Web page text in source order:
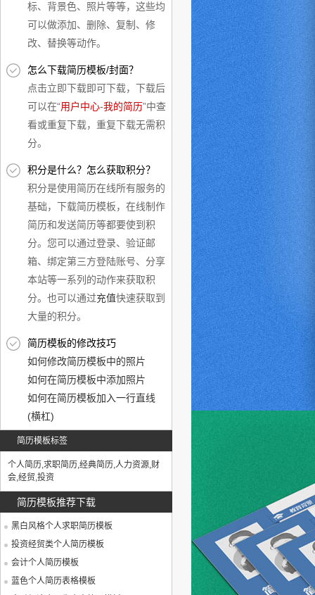
标、背景色、照片等等，这些均
可以做添加、删除、复制、修
改、替换等动作。
怎么下载简历模板/封面？
点击立即下载即可下载，下载后
可以在“用户中心-我的简历”中查
看或重复下载，重复下载无需积
分。
积分是什么？怎么获取积分？
积分是使用简历在线所有服务的
基础，下载简历模板，在线制作
简历和发送简历等都要使到积
分。您可以通过登录、验证邮
箱、绑定第三方登陆账号、分享
本站等一系列的动作来获取积
分。也可以通过充值快速获取到
大量的积分。
简历模板的修改技巧
如何修改简历模板中的照片
如何在简历模板中添加照片
如何在简历模板加入一行直线
(横杠)
简历模板标签
个人简历,求职简历,经典简历,人力资源,财
会,经贸,投资
简历模板推荐下载
黑白风格个人求职简历模板
投资经贸类个人简历模板
会计个人简历模板
蓝色个人简历表格模板